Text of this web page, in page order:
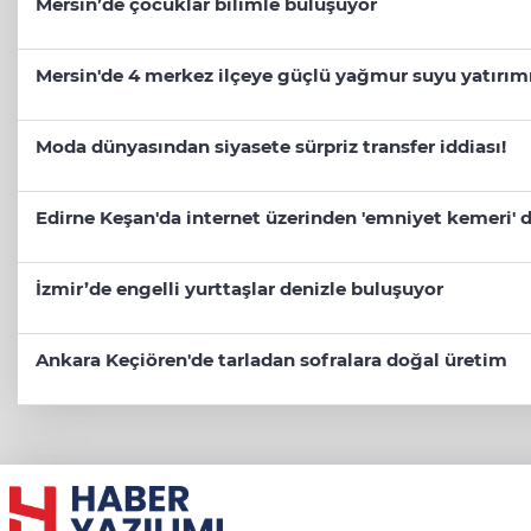
Mersin'de 4 merkez ilçeye güçlü yağmur suyu
Moda dünyasından siyasete sürpriz transfer iddiası!
Edirne Keşan'da internet üzerinden 'emniyet kemeri'
İzmir’de engelli yurttaşlar denizle buluşuyor
Ankara Keçiören'de tarladan sofralara doğal üretim